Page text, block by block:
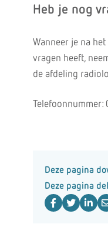
Heb je nog
Wanneer je na
vragen heeft,
de afdeling
Telefoonnummer:
Deze pagina
Deze pagina